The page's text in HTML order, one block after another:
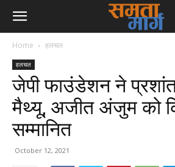
Home हलचल
हलचल
जेपी फाउंडेशन ने
मैथ्यू, अजीत अंजुम को
सम्मानित
October 12, 2021